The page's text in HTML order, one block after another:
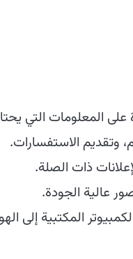
المعلومات التي
وتقديم الاستفسارات.
ذات الصلة.
عالية الجودة.
المكتبية إلى